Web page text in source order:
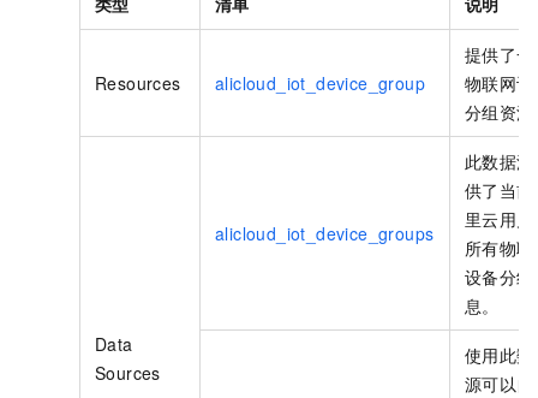
Resources alicloud_iot_device_group
提供了一
物联网设
分组资源
Data
Sources
alicloud_iot_device_groups
此数据
供了当前
里云用
所有物
设备分组
息。
使用此数
源可以自